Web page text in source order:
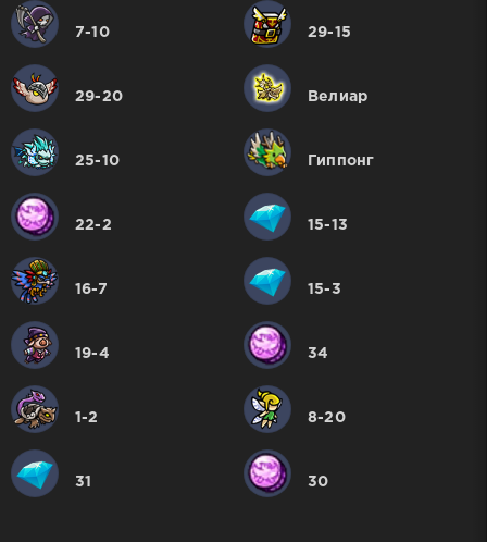
7-10 29-15
29-20 Велиар
25-10 Гиппонг
22-2 15-13
16-7 15-3
19-4 34
1-2 8-20
31 30